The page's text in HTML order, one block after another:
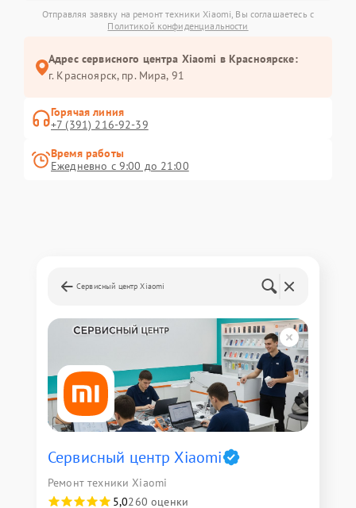
Отправляя заявку на ремонт техники Xiaomi, Вы соглашаетесь с
Политикой конфиденциальности
Адрес сервисного центра Xiaomi в Красноярске:
г. Красноярск, ​пр. Мира, 91
Горячая линия
+7 (391) 216-92-39
Время работы
Ежедневно с 9:00 до 21:00
Сервисный центр Xiaomi
Сервисный центр Xiaomi
Ремонт техники Xiaomi
5,0260 оценки